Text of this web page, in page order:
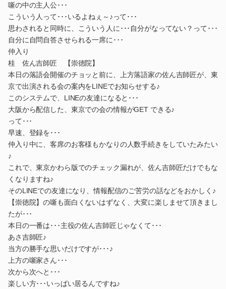
噺の中の主人公･･･
こういう人って･･･いるよねぇ～♪って･･･
思わされると同時に、こういう人に･･･自分がなってない？って･･･
自分に自問自答させられる一席に･･･
仲入り
桂 佐ん吉師匠 【崇徳院】
本日の落語会開催のチョッと前に、上方落語家の佐ん吉師匠が、東
京で出演される会の案内をLINEでお知らせする♪
このシステムで、LINEの友達になると･･･
大阪から配信した、東京での会の情報がGET できる♪
って･･･
早速、登録を･･･
仲入り中に、客席のお客様もかなりの人数手続きをしていたみたい
♪
これで、東京かわら版でのチェック漏れが、佐ん吉師匠だけでもな
くなりますね♪
そのLINEでの友達になり、情報配信のご苦労の話などをおかしく♪
【崇徳院】の噺も面白くないはずなく、大変に楽しませて頂きまし
たが･･･
本日の一番は･･･主役の佐ん吉師匠じゃなくて･･･
あさ吉師匠♪
当方の勝手な思いだけですが･･･♪
上方の噺家さん･･･
次から次へと･･･
楽しい方･･･いっぱい居るんですね♪